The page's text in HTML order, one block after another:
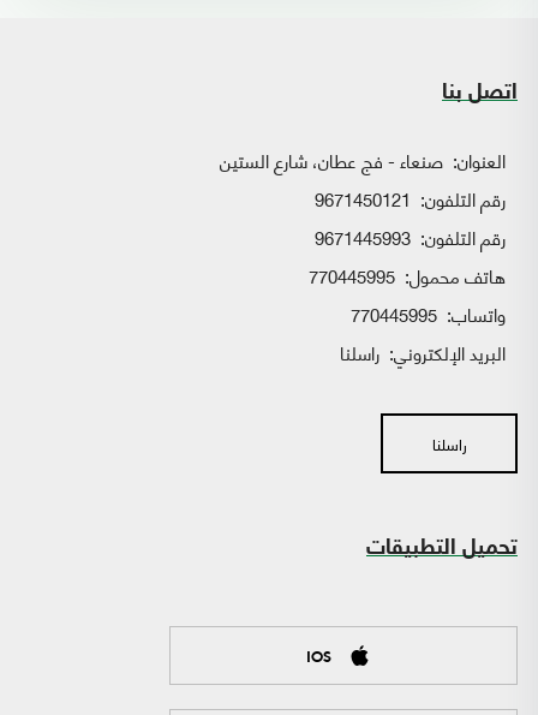
اتصل بنا
العنوان: صنعاء - فج عطان، شارع الستين
رقم التلفون: 9671450121
رقم التلفون: 9671445993
هاتف محمول: 770445995
واتساب:
البريد الإلكتروني: راسلنا
راسلنا
تحميل التطبيقات
IOS